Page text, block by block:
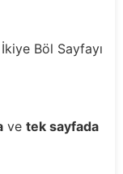
İkiye Böl Sayfayı
ve tek sayfada